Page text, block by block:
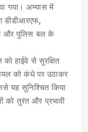
गया। अभ्यास में
डीडीआरएफ,
और पुलिस बल के
हाईवे से सुरक्षित
को कंधे पर उठाकर
यह सुनिश्चित किया
को तुरंत और प्रभावी